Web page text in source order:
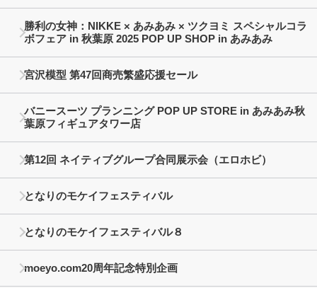
勝利の女神：NIKKE × あみあみ × ツクヨミ スペシャルコラ
ボフェア in 秋葉原 2025 POP UP SHOP in あみあみ
宮沢模型 第47回商売繁盛応援セール
バニースーツ プランニング POP UP STORE in あみあみ秋
葉原フィギュアタワー店
第12回 ネイティブグループ合同展示会（エロホビ）
となりのモケイフェスティバル
となりのモケイフェスティバル８
moeyo.com20周年記念特別企画